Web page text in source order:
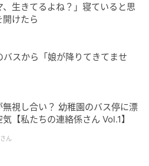
しょうか？
ルですが頭の体操となり柔
ちます。
、大人数で遊んでみると何
複数解が存在する場合があ
生きてるよね？」寝ていると思
開けたら
スから「娘が降りてきてませ
無視し合い？ 幼稚園のバス停に漂
【私たちの連絡係さん Vol.1】
ん